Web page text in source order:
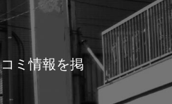
ミ情報を掲